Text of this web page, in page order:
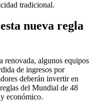
tradicional.
nueva regla
renovada, algunos equipos
de ingresos por
deberán invertir en
del Mundial de 48
económico.